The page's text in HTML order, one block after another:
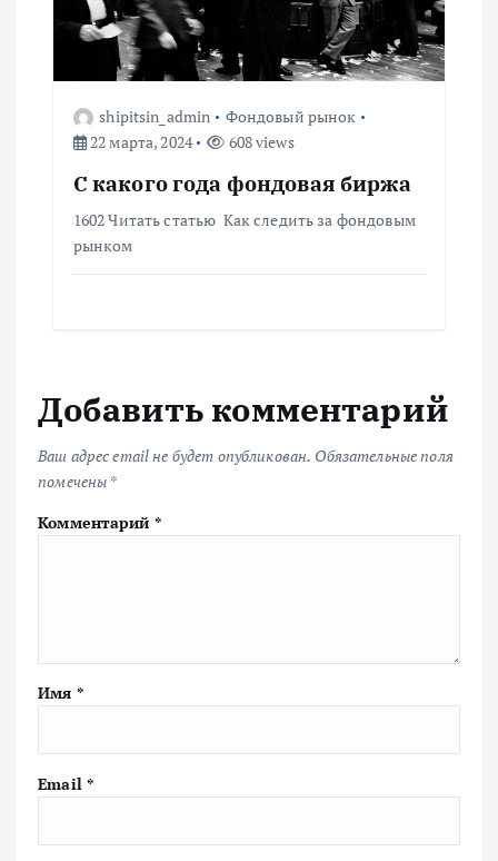
shipitsin_admin
Фондовый рынок
22 марта, 2024
608 views
С какого года фондовая биржа
1602 Читать статью Как следить за фондовым
рынком
Добавить комментарий
Ваш адрес email не будет опубликован. Обязательные поля
помечены *
Комментарий *
Имя *
Email *